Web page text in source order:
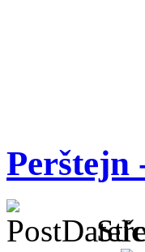
Perštejn